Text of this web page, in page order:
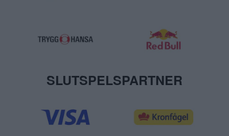
SLUTSPELSPARTNER